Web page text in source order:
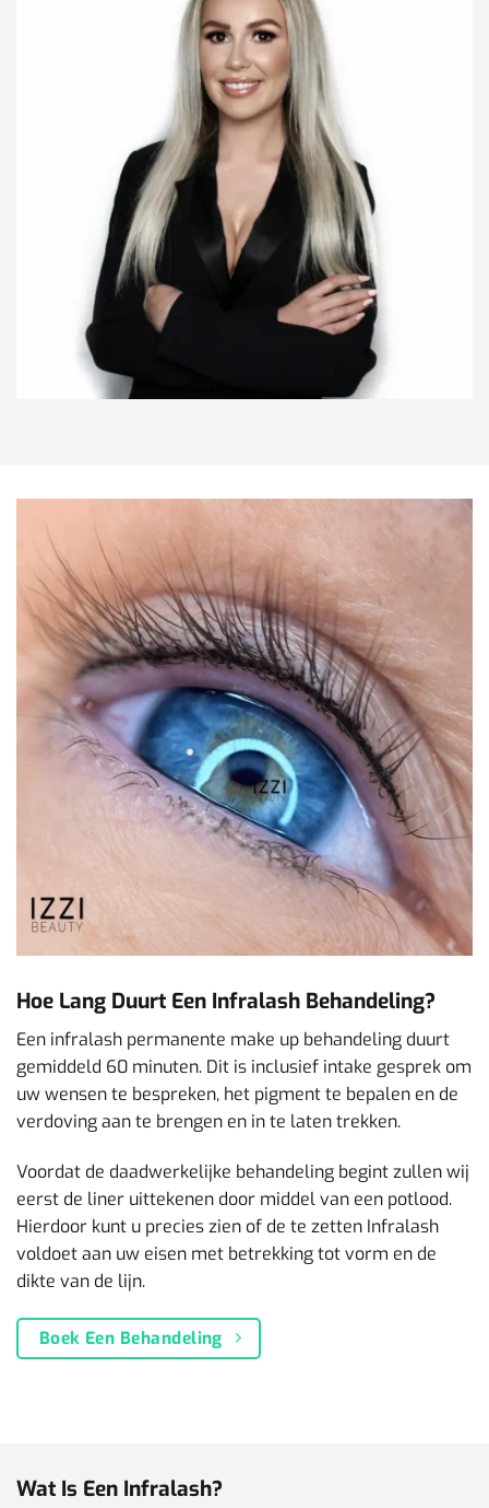
Hoe Lang Duurt Een Infralash Behandeling?
Een infralash permanente make up behandeling duurt
gemiddeld 60 minuten. Dit is inclusief intake gesprek om
uw wensen te bespreken, het pigment te bepalen en de
verdoving aan te brengen en in te laten trekken.
Voordat de daadwerkelijke behandeling begint zullen wij
eerst de liner uittekenen door middel van een potlood.
Hierdoor kunt u precies zien of de te zetten Infralash
voldoet aan uw eisen met betrekking tot vorm en de
dikte van de lijn.
Boek Een Behandeling
Wat Is Een Infralash?